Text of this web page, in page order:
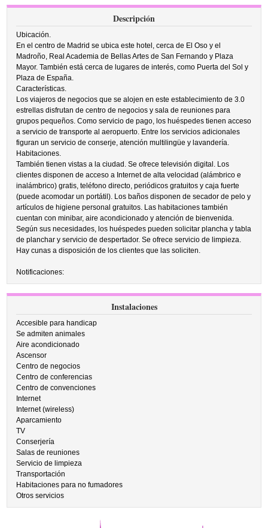
Descripción
Ubicación.
En el centro de Madrid se ubica este hotel, cerca de El Oso y el
Madroño, Real Academia de Bellas Artes de San Fernando y Plaza
Mayor. También está cerca de lugares de interés, como Puerta del Sol y
Plaza de España.
Características.
Los viajeros de negocios que se alojen en este establecimiento de 3.0
estrellas disfrutan de centro de negocios y sala de reuniones para
grupos pequeños. Como servicio de pago, los huéspedes tienen acceso
a servicio de transporte al aeropuerto. Entre los servicios adicionales
figuran un servicio de conserje, atención multilingüe y lavandería.
Habitaciones.
También tienen vistas a la ciudad. Se ofrece televisión digital. Los
clientes disponen de acceso a Internet de alta velocidad (alámbrico e
inalámbrico) gratis, teléfono directo, periódicos gratuitos y caja fuerte
(puede acomodar un portátil). Los baños disponen de secador de pelo y
artículos de higiene personal gratuitos. Las habitaciones también
cuentan con minibar, aire acondicionado y atención de bienvenida.
Según sus necesidades, los huéspedes pueden solicitar plancha y tabla
de planchar y servicio de despertador. Se ofrece servicio de limpieza.
Hay cunas a disposición de los clientes que las soliciten.
Notificaciones:
Instalaciones
Accesible para handicap
Se admiten animales
Aire acondicionado
Ascensor
Centro de negocios
Centro de conferencias
Centro de convenciones
Internet
Internet (wireless)
Aparcamiento
TV
Conserjería
Salas de reuniones
Servicio de limpieza
Transportación
Habitaciones para no fumadores
Otros servicios